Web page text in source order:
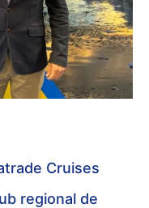
Cruises
regional de